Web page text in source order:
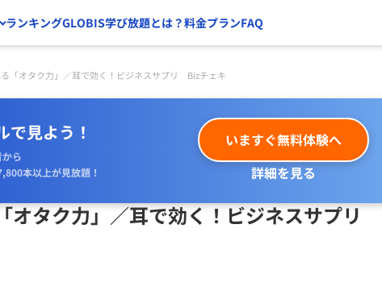
ランキングGLOBIS学び放題とは？料金プランFAQ
「オタク力」／耳で効く！ビジネスサプリ Bizチェキ
で見よう！
ら
本以上が見放題！
いますぐ無料体験へ
詳細を見る
オタク力」／耳で効く！ビジネスサプリ